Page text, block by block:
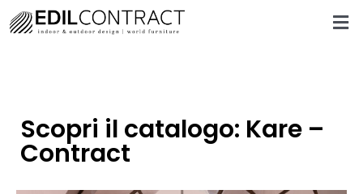
Scopri il catalogo: Kare –
Contract